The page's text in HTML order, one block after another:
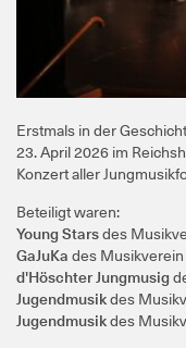
Erstmals in der
23. April 2026 im
Konzert aller
Beteiligt waren:
Young Starsdes
GaJuKa des Musikverein
d'Höschter Jungmusig
Jugendmusikdes
Jugendmusikdes